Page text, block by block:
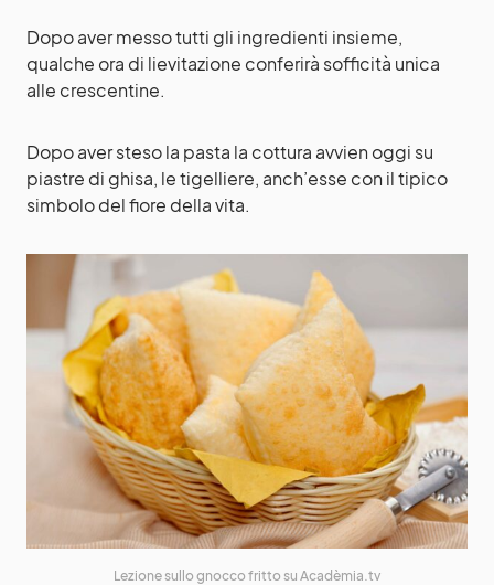
Dopo aver messo tutti gli ingredienti insieme,
qualche ora di lievitazione conferirà sofficità unica
alle crescentine.
Dopo aver steso la pasta la cottura avvien oggi su
piastre di ghisa, le tigelliere, anch’esse con il tipico
simbolo del fiore della vita.
Lezione sullo gnocco fritto su Acadèmia.tv